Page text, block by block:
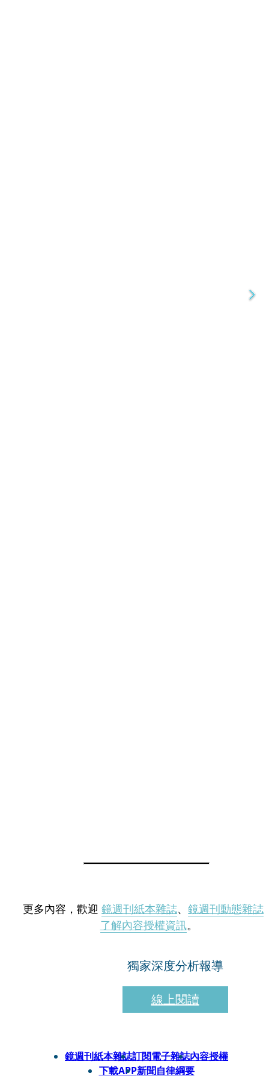
更多內容，歡迎 鏡週刊紙本雜誌、 鏡週刊動態雜誌
了解內容授權資訊。
獨家深度分析報導
線上閱讀
鏡週刊紙本雜誌訂閱電子雜誌內容授權
下載APP新聞自律綱要